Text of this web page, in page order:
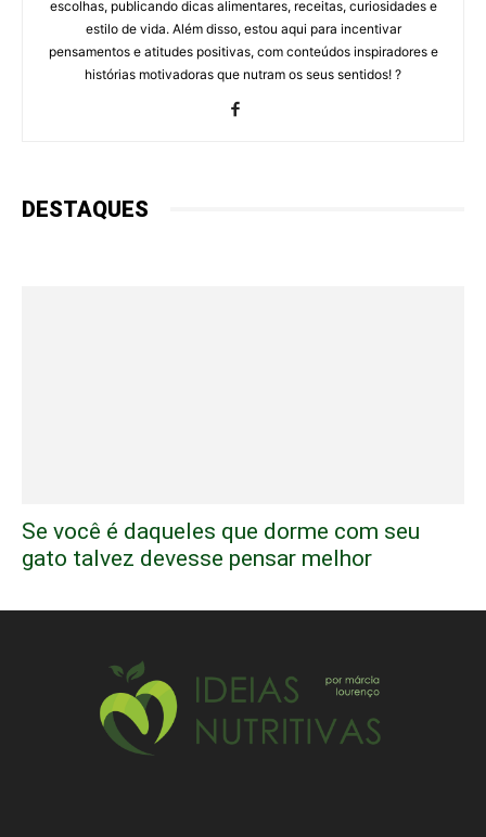
escolhas, publicando dicas alimentares, receitas, curiosidades e
estilo de vida. Além disso, estou aqui para incentivar
pensamentos e atitudes positivas, com conteúdos inspiradores e
histórias motivadoras que nutram os seus sentidos! ?
DESTAQUES
Se você é daqueles que dorme com seu
gato talvez devesse pensar melhor